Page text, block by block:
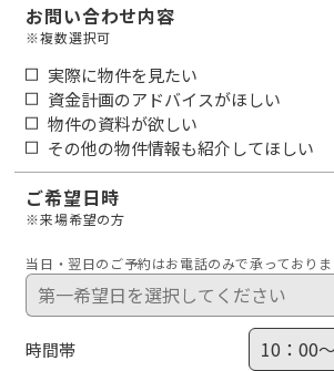
お問い合わせ内容
※複数選択可
実際に物件を見たい
資金計画のアドバイスがほしい
物件の資料が欲しい
その他の物件情報も紹介してほしい
ご希望日時
※来場希望の方
当日・翌日のご予約はお電話のみで承っておりま
時間帯